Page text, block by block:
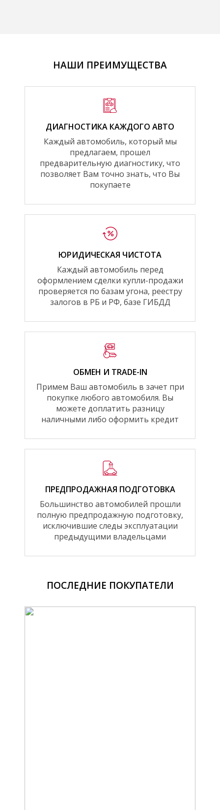
НАШИ ПРЕИМУЩЕСТВА
ДИАГНОСТИКА КАЖДОГО АВТО
Каждый автомобиль, который мы
предлагаем, прошел
предварительную диагностику, что
позволяет Вам точно знать, что Вы
покупаете
ЮРИДИЧЕСКАЯ ЧИСТОТА
Каждый автомобиль перед
оформлением сделки купли-продажи
проверяется по базам угона, реестру
залогов в РБ и РФ, базе ГИБДД
ОБМЕН И TRADE-IN
Примем Ваш автомобиль в зачет при
покупке любого автомобиля. Вы
можете доплатить разницу
наличными либо оформить кредит
ПРЕДПРОДАЖНАЯ ПОДГОТОВКА
Большинство автомобилей прошли
полную предпродажную подготовку,
исключившие следы эксплуатации
предыдущими владельцами
ПОСЛЕДНИЕ ПОКУПАТЕЛИ